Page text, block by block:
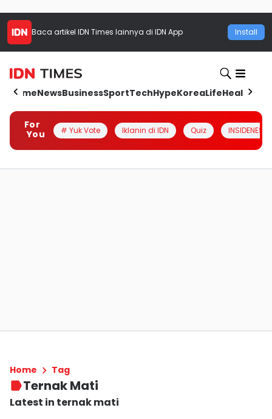
Baca artikel IDN Times lainnya di IDN App Install
HomeNewsBusinessSportTechHypeKoreaLifeHealth
For
You
# Yuk Vote Iklanin di IDN Quiz INSIDENESIA
Home Tag
Ternak Mati
Latest in ternak mati